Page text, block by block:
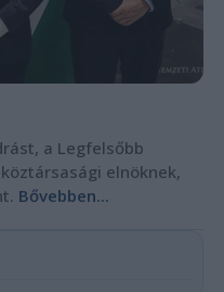
a Legfelsőbb
elnöknek,
Bővebben...